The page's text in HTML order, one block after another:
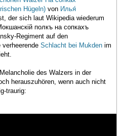
Hügeln) von Илья́
der sich laut Wikipedia wiederum
полкъ на сопкахъ
Regiment auf den
Schlacht bei Mukden im
des Walzers in der
herauszuhören, wenn auch nicht
traurig: